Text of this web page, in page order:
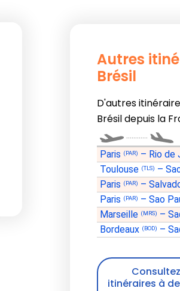
Autres
Brésil
D'autres
Brésil depuis la
............
Paris (PAR) – Rio de
Toulouse (TLS) –
Paris (PAR) –
Paris (PAR) – Sao
Marseille (MRS) –
Bordeaux (BOD) –
itinéraires à